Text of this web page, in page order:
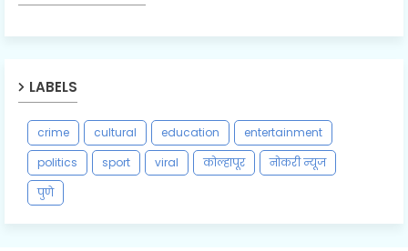
LABELS
crime cultural education
entertainment
politics
sport viral कोल्हापूर
नोकरी न्यूज
पुणे